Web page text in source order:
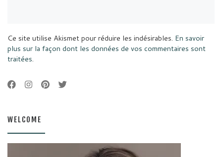
Ce site utilise Akismet pour réduire les indésirables. En savoir
plus sur la façon dont les données de vos commentaires sont
traitées.
WELCOME